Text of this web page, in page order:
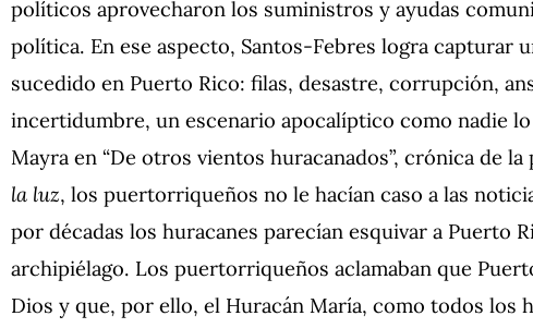
políticos aprovecharon los suministros y ayudas
política. En ese aspecto, Santos-Febres logra capturar
sucedido en Puerto Rico: filas, desastre, corrupción,
incertidumbre, un escenario apocalíptico como nadie
Mayra en “De otros vientos huracanados”, crónica de
la luz, los puertorriqueños no le hacían caso a las
por décadas los huracanes parecían esquivar a Puerto
archipiélago. Los puertorriqueños aclamaban que
Dios y que, por ello, el Huracán María, como todos los